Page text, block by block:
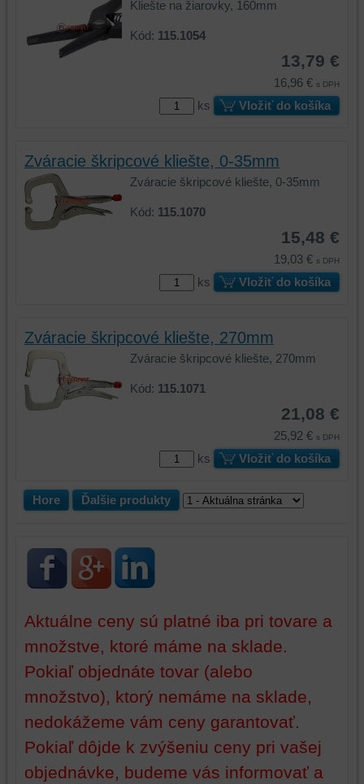
Kliešte na žiarovky, 160mm
Kód: 115.1054
13,79 €
16,96 € s DPH
ks Vložiť do košíka
Zváracie škripcové kliešte, 0-35mm
Zváracie škripcové kliešte, 0-35mm
Kód: 115.1070
15,48 €
19,03 € s DPH
ks Vložiť do košíka
Zváracie škripcové kliešte, 270mm
Zváracie škripcové kliešte, 270mm
Kód: 115.1071
21,08 €
25,92 € s DPH
ks Vložiť do košíka
Hore Ďalšie produkty
Aktuálne ceny sú platné iba pri tovare a
množstve, ktoré máme na sklade.
Pokiaľ objednáte tovar (alebo
množstvo), ktorý nemáme na sklade,
nedokážeme vám ceny garantovať.
Pokiaľ dôjde k zvýšeniu ceny pri vašej
objednávke, budeme vás informovať a
funkčnosti
platformy,
váš
zážitok
vašich
preferencií
bez
toho,
aby
bez
prihlásenia,
používať
skripty
a/alebo
atď.